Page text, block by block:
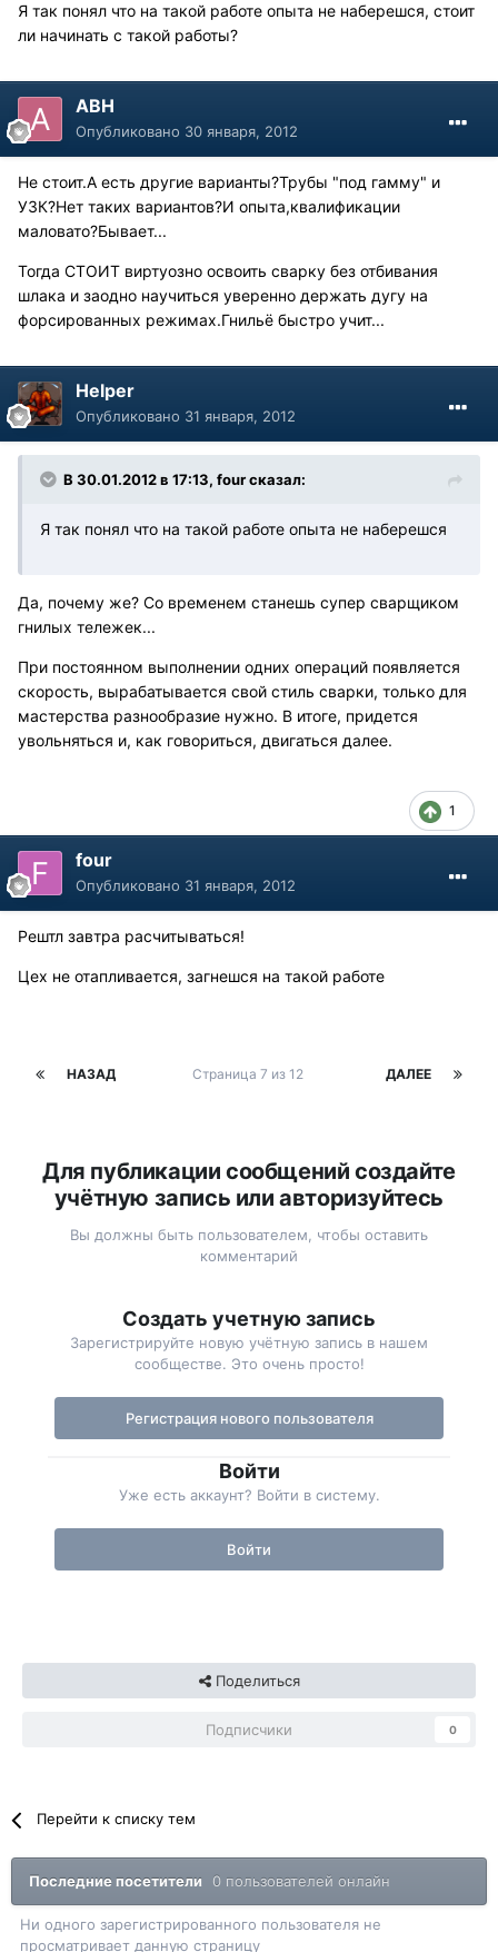
Я так понял что на такой работе опыта не наберешся, стоит
ли начинать с такой работы?
АВН
Опубликовано 30 января, 2012
Не стоит.А есть другие варианты?Трубы "под гамму" и
УЗК?Нет таких вариантов?И опыта,квалификации
маловато?Бывает...
Тогда СТОИТ виртуозно освоить сварку без отбивания
шлака и заодно научиться уверенно держать дугу на
форсированных режимах.Гнильё быстро учит...
Helper
Опубликовано 31 января, 2012
В 30.01.2012 в 17:13, four сказал:
Я так понял что на такой работе опыта не наберешся
Да, почему же? Со временем станешь супер сварщиком
гнилых тележек...
При постоянном выполнении одних операций появляется
скорость, вырабатывается свой стиль сварки, только для
мастерства разнообразие нужно. В итоге, придется
увольняться и, как говориться, двигаться далее.
1
four
Опубликовано 31 января, 2012
Рештл завтра расчитываться!
Цех не отапливается, загнешся на такой работе
НАЗАД ДАЛЕЕ
Страница 7 из 12
Для публикации сообщений создайте
учётную запись или авторизуйтесь
Вы должны быть пользователем, чтобы оставить
комментарий
Создать учетную запись
Зарегистрируйте новую учётную запись в нашем
сообществе. Это очень просто!
Регистрация нового пользователя
Войти
Уже есть аккаунт? Войти в систему.
Войти
Поделиться
Подписчики 0
Перейти к списку тем
Последние посетители 0 пользователей онлайн
Ни одного зарегистрированного пользователя не
просматривает данную страницу